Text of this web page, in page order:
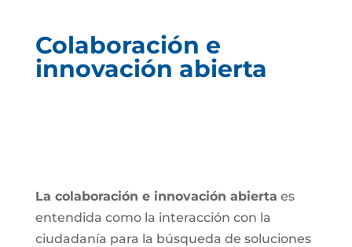
Colaboración e
innovación abierta
La colaboración e innovación abierta es
entendida como la interacción con la
ciudadanía para la búsqueda de soluciones